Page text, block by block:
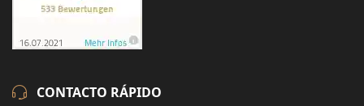
CONTACTO RÁPIDO